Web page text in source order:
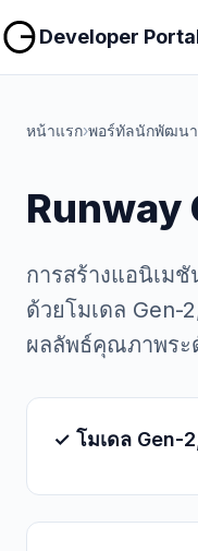
Developer
หน้าแรก›พอร์ทัลนักพัฒนา
Runway
การสร้างแอนิเม
ด้วยโมเดล Gen-
ผลลัพธ์คุณภาพระ
✓ โมเดล Gen-